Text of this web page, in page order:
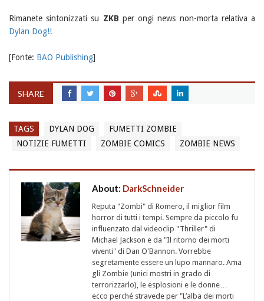
Rimanete sintonizzati su ZKB per ongi news non-morta relativa a
Dylan Dog!!
[Fonte: BAO Publishing]
SHARE
TAGS DYLAN DOG
FUMETTI ZOMBIE
NOTIZIE FUMETTI
ZOMBIE COMICS ZOMBIE NEWS
About: DarkSchneider
Reputa "Zombi" di Romero, il miglior film
horror di tutti i tempi. Sempre da piccolo fu
influenzato dal videoclip "Thriller" di
Michael Jackson e da "Il ritorno dei morti
viventi" di Dan O'Bannon. Vorrebbe
segretamente essere un lupo mannaro. Ama
gli Zombie (unici mostri in grado di
terrorizzarlo), le esplosioni e le donne…
ecco perché stravede per "L’alba dei morti